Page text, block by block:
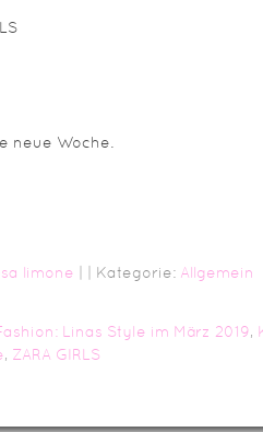
neue Woche.
limone | Kategorie: Allgemein
Linas Style im März 2019,
, ZARA GIRLS